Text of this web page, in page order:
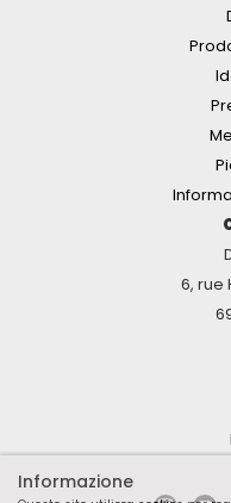
6, rue
Informazione